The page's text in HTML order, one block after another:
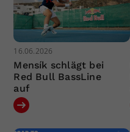
16.06.2026
Mensík schlägt bei
Red Bull BassLine
auf